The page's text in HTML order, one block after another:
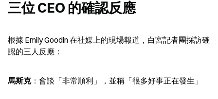
三位 CEO 的確認反應
根據 Emily Goodin 在社媒上的現場報道，白宮記者團採訪確
認的三人反應：
馬斯克：會談「非常順利」，並稱「很多好事正在發生」